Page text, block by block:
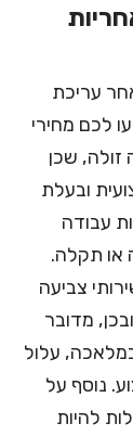
עריכת
לכם מחירי
שכן
ובעלת
עבודה
או תקלה.
צביעה
מדובר
עלול
נוסף על
להיות